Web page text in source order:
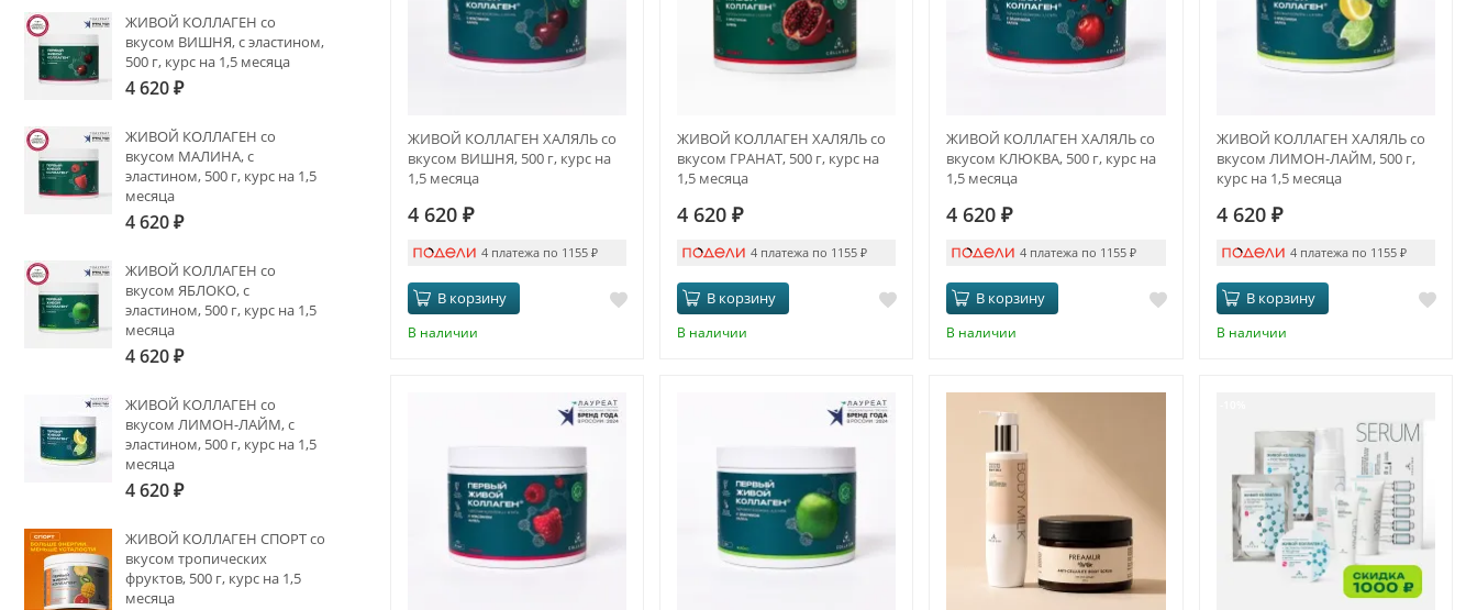
ЖИВОЙ КОЛЛАГЕН ХАЛЯЛЬ со
вкусом ВИШНЯ, 500 г, курс на
1,5 месяца
4 620 ₽
4 платежа по 1155₽
В корзину
В наличии
ЖИВОЙ КОЛЛАГЕН ХАЛЯЛЬ со
вкусом ГРАНАТ, 500 г, курс на
1,5 месяца
4 620 ₽
4 платежа по 1155₽
В корзину
В наличии
ЖИВОЙ КОЛЛАГЕН ХАЛЯЛЬ со
вкусом КЛЮКВА, 500 г, курс на
1,5 месяца
4 620₽
4 платежа по 1155 ₽
В корзину
В наличии
ЖИВОЙ КОЛЛАГЕН ХАЛЯЛЬ со
вкусом ЛИМОН-ЛАЙМ, 500 г,
курс на 1,5 месяца
4 620 ₽
4 платежа по 1155₽
В корзину
В наличии
ЖИВОЙ КОЛЛАГЕН со
вкусом ВИШНЯ, с эластином,
500 г, курс на 1,5 месяца
4 620₽
ЖИВОЙ КОЛЛАГЕН со
вкусом МАЛИНА, с
эластином, 500 г, курс на 1,5
месяца
4 620₽
ЖИВОЙ КОЛЛАГЕН со
вкусом ЯБЛОКО, с
эластином, 500 г, курс на 1,5
месяца
4 620₽
ЖИВОЙ КОЛЛАГЕН со
вкусом ЛИМОН-ЛАЙМ, с
эластином, 500 г, курс на 1,5
месяца
4 620₽
ЖИВОЙ КОЛЛАГЕН СПОРТ со
вкусом тропических
фруктов, 500 г, курс на 1,5
месяца